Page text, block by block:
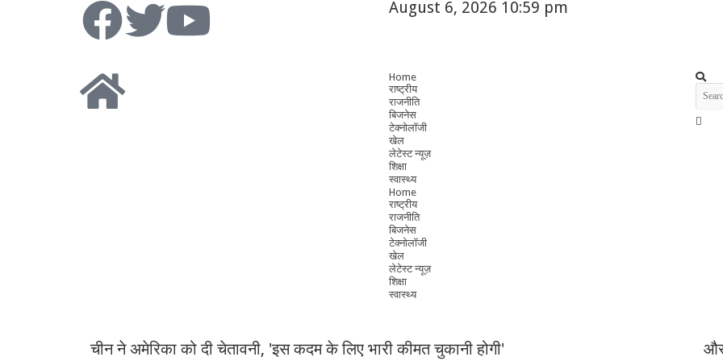
August 6, 2026 10:59 pm
Home
राष्ट्रीय
राजनीति
बिजनेस
टेक्नोलॉजी
खेल
लेटेस्ट न्यूज़
शिक्षा
स्वास्थ्य
Home
राष्ट्रीय
राजनीति
बिजनेस
टेक्नोलॉजी
खेल
लेटेस्ट न्यूज़
शिक्षा
स्वास्थ्य
चीन ने अमेरिका को दी चेतावनी, 'इस कदम के लिए भारी कीमत चुकानी होगी'